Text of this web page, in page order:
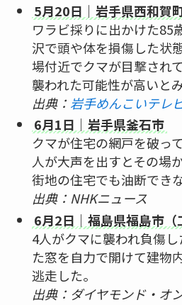
5月20日｜岩手県西和賀
ワラビ採りに出かけた85
沢で頭や体を損傷した状
場付近でクマが目撃され
襲われた可能性が高いと
出典： 岩手めんこいテレ
6月1日｜岩手県釜石市
クマが住宅の網戸を破っ
人が大声を出すとその場
街地の住宅でも油断でき
出典：NHKニュース
6月2日｜福島県福島市（
4人がクマに襲われ負傷
た窓を自力で開けて建物
逃走した。
出典：ダイヤモンド・オ